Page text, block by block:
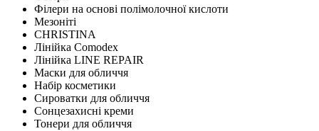
Філери на основі полімолочної кислоти
Мезоніті
CHRISTINA
Лінійка Comodex
Лінійка LINE REPAIR
Маски для обличчя
Набір косметики
Сироватки для обличчя
Сонцезахисні креми
Тонери для обличчя